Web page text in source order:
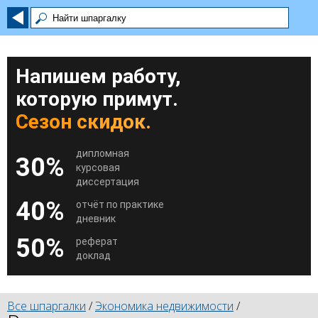
Напишем работу,
которую примут.
Сезон скидок.
30%
дипломная
курсовая
диссертация
40%
отчёт по практике
дневник
50%
реферат
доклад
Все шпаргалки /Экономика недвижимости /